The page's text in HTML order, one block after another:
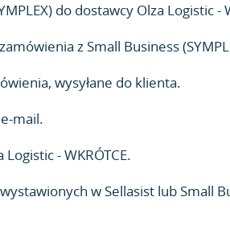
do dostawcy Olza Logistic -
z Small Business
wysyłane do klienta.
mail.
- WKRÓTCE.
w Sellasist lub Small